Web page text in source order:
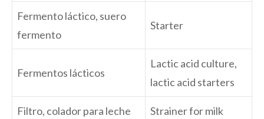
Fermento láctico, suero
fermento
Starter
Fermentos lácticos
Lactic acid culture,
lactic acid starters
Filtro, colador para leche Strainer for milk